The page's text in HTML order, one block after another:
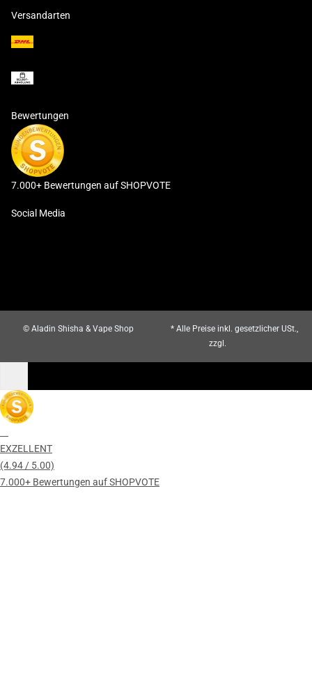
Versandarten
Bewertungen
7.000+ Bewertungen auf SHOPVOTE
Social Media
© Aladin Shisha & Vape Shop
* Alle Preise inkl. gesetzlicher USt.,
zzgl.
EXZELLENT
(4.94 / 5.00)
7.000+ Bewertungen auf SHOPVOTE